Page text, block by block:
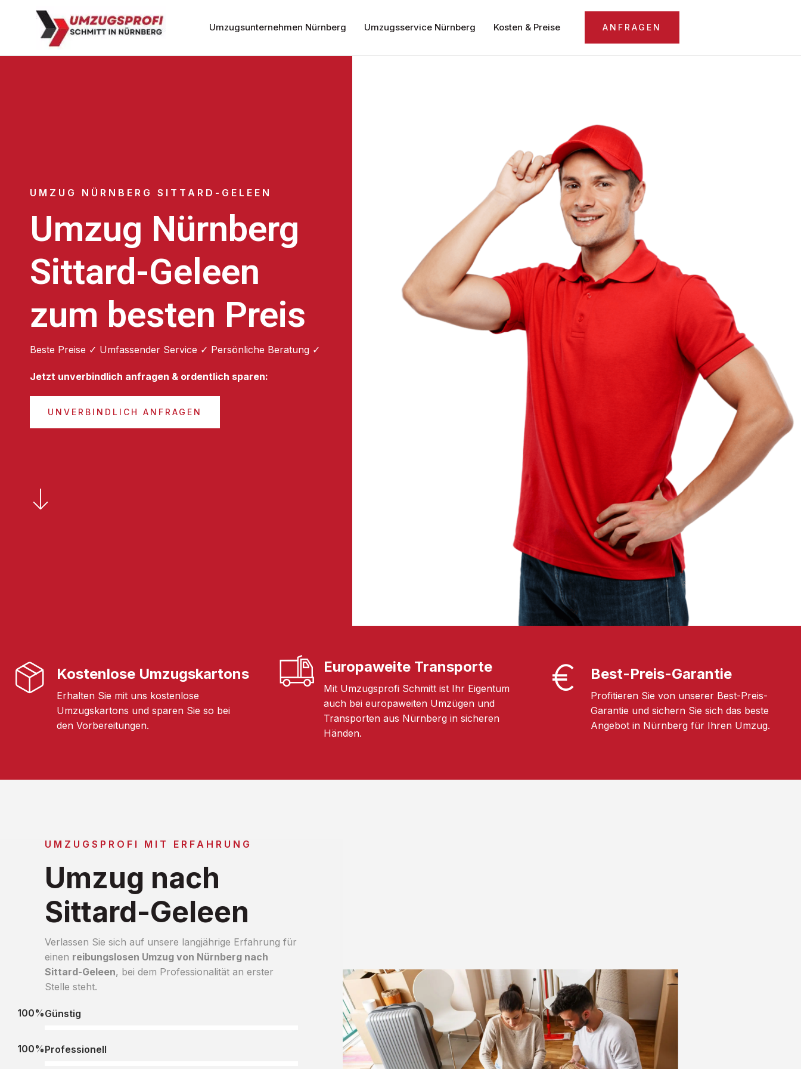
Umzugsunternehmen Nürnberg Umzugsservice Nürnberg Kosten & Preise ANFRAGEN
UMZUG NÜRNBERG SITTARD-GELEEN
Umzug Nürnberg
Sittard-Geleen
zum besten Preis
Beste Preise ✓ Umfassender Service ✓ Persönliche Beratung ✓
Jetzt unverbindlich anfragen & ordentlich sparen:
UNVERBINDLICH ANFRAGEN
Kostenlose Umzugskartons
Erhalten Sie mit uns kostenlose
Umzugskartons und sparen Sie so bei
den Vorbereitungen.
Europaweite Transporte
Mit Umzugsprofi Schmitt ist Ihr Eigentum
auch bei europaweiten Umzügen und
Transporten aus Nürnberg in sicheren
Händen.
Best-Preis-Garantie
Profitieren Sie von unserer Best-Preis-
Garantie und sichern Sie sich das beste
Angebot in Nürnberg für Ihren Umzug.
UMZUGSPROFI MIT ERFAHRUNG
Umzug nach
Sittard-Geleen
Verlassen Sie sich auf unsere langjährige Erfahrung für
einen reibungslosen Umzug von Nürnberg nach
Sittard-Geleen, bei dem Professionalität an erster
Stelle steht.
Günstig
100%
Professionell
100%